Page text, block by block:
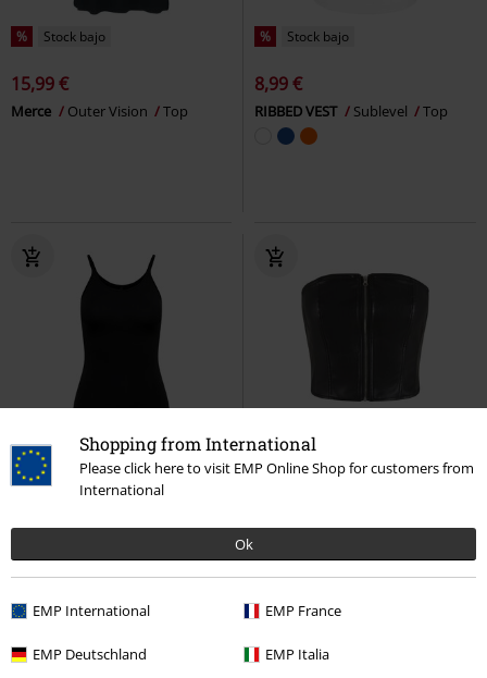
Shopping from International
Please click here to visit EMP Online Shop for customers from
International
Ok
EMP International EMP France
EMP Deutschland EMP Italia
% Stock bajo
15,99 €
Merce Outer Vision Top
% Stock bajo
8,99 €
RIBBED VEST Sublevel Top
% Stock bajo
ONLLOVE STRAP SINGLET NOOS
27% DTO
PVPR29,90 €
Bandeau piel sintética
Urban